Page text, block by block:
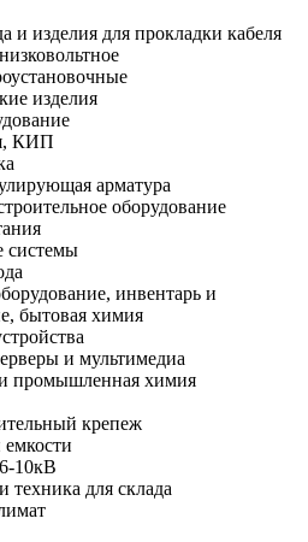
и изделия для прокладки кабеля
изделия
КИП
арматура
оборудование
системы
инвентарь и
бытовая химия
и мультимедиа
промышленная химия
крепеж
10кВ
техника для склада